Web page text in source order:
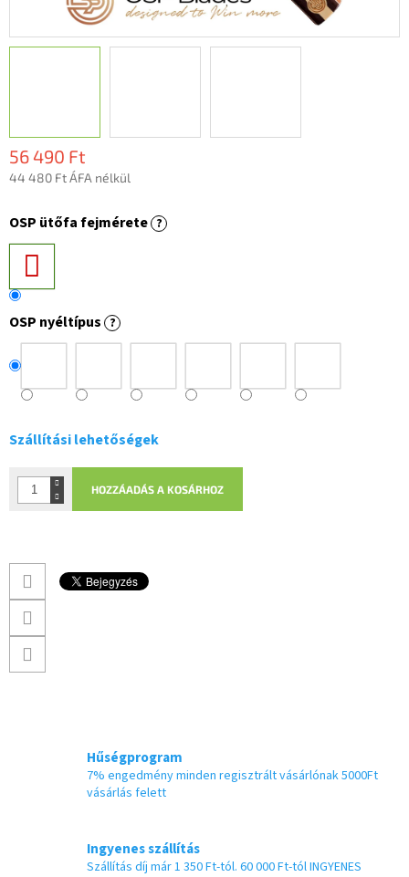
56 490 Ft
44 480 Ft ÁFA nélkül
OSP ütőfa fejmérete ?
OSP nyéltípus ?
Szállítási lehetőségek
HOZZÁADÁS A KOSÁRHOZ
Hűségprogram
7% engedmény minden regisztrált vásárlónak 5000Ft
vásárlás felett
Ingyenes szállítás
Szállítás díj már 1 350 Ft-tól. 60 000 Ft-tól INGYENES